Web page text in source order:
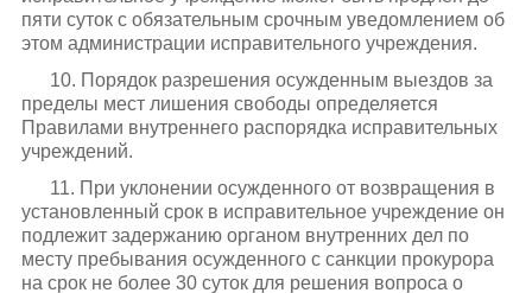
пяти суток с обязательным срочным уведомлением об
этом администрации исправительного учреждения.
10. Порядок разрешения осужденным выездов за
пределы мест лишения свободы определяется
Правилами внутреннего распорядка исправительных
учреждений.
11. При уклонении осужденного от возвращения в
установленный срок в исправительное учреждение он
подлежит задержанию органом внутренних дел по
месту пребывания осужденного с санкции прокурора
на срок не более 30 суток для решения вопроса о